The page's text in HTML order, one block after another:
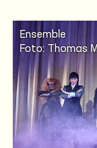
Ensemble
Foto: Thomas